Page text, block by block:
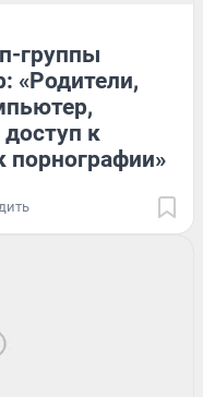
группы
«Родители,
к
порнографии»